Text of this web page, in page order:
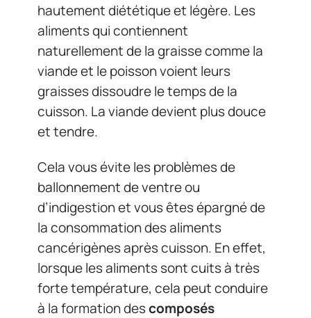
hautement diététique et légère. Les
aliments qui contiennent
naturellement de la graisse comme la
viande et le poisson voient leurs
graisses dissoudre le temps de la
cuisson. La viande devient plus douce
et tendre.
Cela vous évite les problèmes de
ballonnement de ventre ou
d’indigestion et vous êtes épargné de
la consommation des aliments
cancérigènes après cuisson. En effet,
lorsque les aliments sont cuits à très
forte température, cela peut conduire
à la formation descomposés